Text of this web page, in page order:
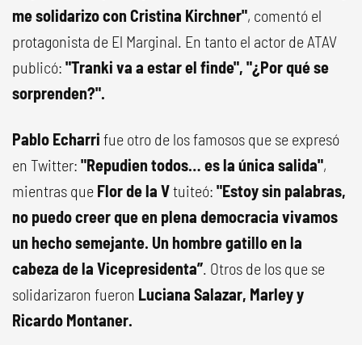
me solidarizo con Cristina Kirchner", comentó el
protagonista de El Marginal. En tanto el actor de ATAV
publicó: "Tranki va a estar el finde", "¿Por qué se
sorprenden?".
Pablo Echarri fue otro de los famosos que se expresó
en Twitter: "Repudien todos… es la única salida",
mientras que Flor de la Vtuiteó: "Estoy sin palabras,
no puedo creer que en plena democracia vivamos
un hecho semejante. Un hombre gatillo en la
cabeza de la Vicepresidenta”. Otros de los que se
solidarizaron fueron Luciana Salazar, Marley y
Ricardo Montaner.